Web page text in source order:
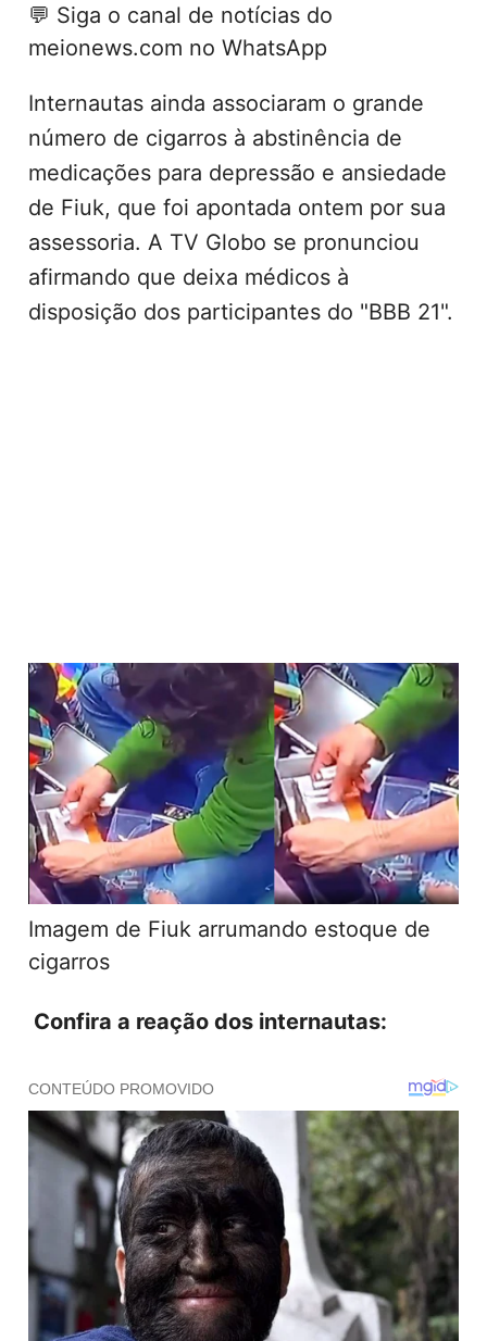
💬 Siga o canal de notícias do
meionews.com no WhatsApp
Internautas ainda associaram o grande
número de cigarros à abstinência de
medicações para depressão e ansiedade
de Fiuk, que foi apontada ontem por sua
assessoria. A TV Globo se pronunciou
afirmando que deixa médicos à
disposição dos participantes do "BBB 21".
Imagem de Fiuk arrumando estoque de
cigarros
Confira a reação dos internautas: